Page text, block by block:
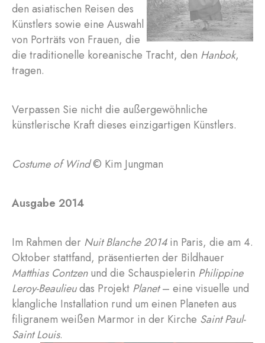
den asiatischen Reisen des
Künstlers sowie eine Auswahl
von Porträts von Frauen, die
die traditionelle koreanische Tracht, den Hanbok,
tragen.
Verpassen Sie nicht die außergewöhnliche
künstlerische Kraft dieses einzigartigen Künstlers.
Costume of Wind© Kim Jungman
Ausgabe 2014
Im Rahmen der Nuit Blanche 2014in Paris, die am 4.
Oktober stattfand, präsentierten der Bildhauer
Matthias Contzenund die Schauspielerin Philippine
Leroy-Beaulieudas Projekt Planet– eine visuelle und
klangliche Installation rund um einen Planeten aus
filigranem weißen Marmor in der Kirche Saint Paul-
Saint Louis.